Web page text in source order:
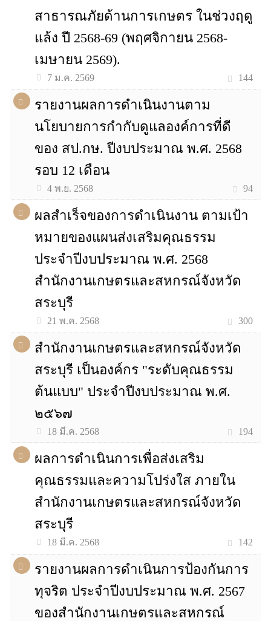
สาธารณภัยด้านการเกษตร ในช่วงฤดู
แล้ง ปี 2568-69 (พฤศจิกายน 2568-
เมษายน 2569).
7 ม.ค. 2569 144
รายงานผลการดำเนินงานตาม
นโยบายการกำกับดูแลองค์การที่ดี
ของ สป.กษ. ปีงบประมาณ พ.ศ. 2568
รอบ 12 เดือน
4 พ.ย. 2568 94
ผลสำเร็จของการดำเนินงาน ตามเป้า
หมายของแผนส่งเสริมคุณธรรม
ประจำปีงบประมาณ พ.ศ. 2568
สำนักงานเกษตรและสหกรณ์จังหวัด
สระบุรี
21 พ.ค. 2568 300
สำนักงานเกษตรและสหกรณ์จังหวัด
สระบุรี เป็นองค์กร "ระดับคุณธรรม
ต้นแบบ" ประจำปีงบประมาณ พ.ศ.
๒๕๖๗
18 มี.ค. 2568 194
ผลการดำเนินการเพื่อส่งเสริม
คุณธรรมและความโปร่งใส ภายใน
สำนักงานเกษตรและสหกรณ์จังหวัด
สระบุรี
18 มี.ค. 2568 142
รายงานผลการดำเนินการป้องกันการ
ทุจริต ประจำปีงบประมาณ พ.ศ. 2567
ของสำนักงานเกษตรและสหกรณ์